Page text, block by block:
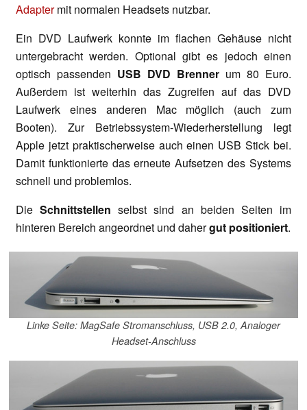
Adaptermit normalen Headsets nutzbar.
Ein DVD Laufwerk konnte im flachen Gehäuse nicht
untergebracht werden. Optional gibt es jedoch einen
optisch passenden USB DVD Brenner um 80 Euro.
Außerdem ist weiterhin das Zugreifen auf das DVD
Laufwerk eines anderen Mac möglich (auch zum
Booten). Zur Betriebssystem-Wiederherstellung legt
Apple jetzt praktischerweise auch einen USB Stick bei.
Damit funktionierte das erneute Aufsetzen des Systems
schnell und problemlos.
DieSchnittstellen selbst sind an beiden Seiten im
hinteren Bereich angeordnet und dahergut positioniert.
Linke Seite: MagSafe Stromanschluss, USB 2.0, Analoger
Headset-Anschluss